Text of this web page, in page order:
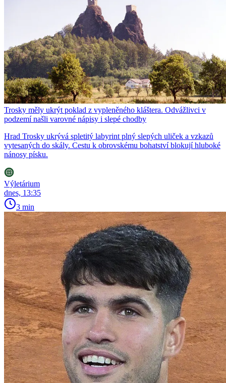
Trosky měly ukrýt poklad z vypleněného kláštera. Odvážlivci v
podzemí našli varovné nápisy i slepé chodby
Hrad Trosky ukrývá spletitý labyrint plný slepých uliček a vzkazů
vytesaných do skály. Cestu k obrovskému bohatství blokují hluboké
nánosy písku.
Výletárium
dnes, 13:35
3 min